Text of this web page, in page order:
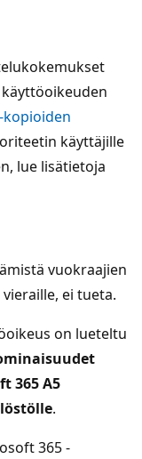
käyttäjille
lue lisätietoja
vuokraajien
ei tueta.
on lueteltu
365 A5
.
365 -